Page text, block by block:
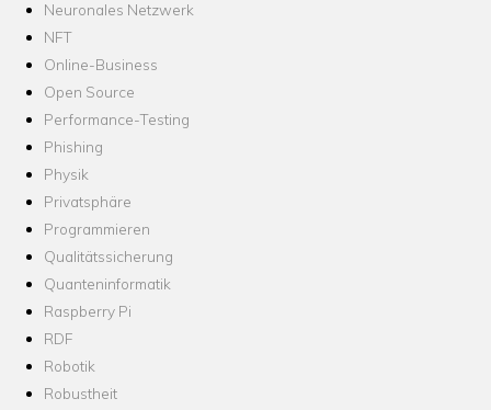
Neuronales Netzwerk
NFT
Online-Business
Open Source
Performance-Testing
Phishing
Physik
Privatsphäre
Programmieren
Qualitätssicherung
Quanteninformatik
Raspberry Pi
RDF
Robotik
Robustheit